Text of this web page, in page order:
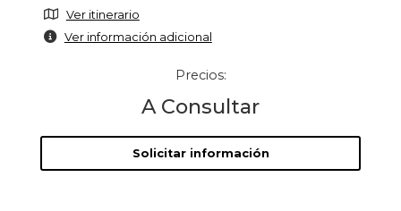
Ver itinerario
Ver información adicional
Precios:
A Consultar
Solicitar información